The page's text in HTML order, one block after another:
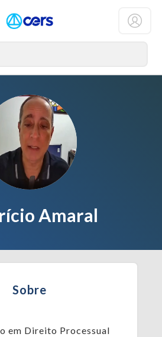
Amaral
Sobre
em Direito Processual